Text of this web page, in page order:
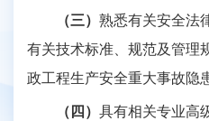
（三） 熟悉有关安全法
有关技术标准、规范及管理
政工程生产安全重大事故隐
（四） 具有相关专业高